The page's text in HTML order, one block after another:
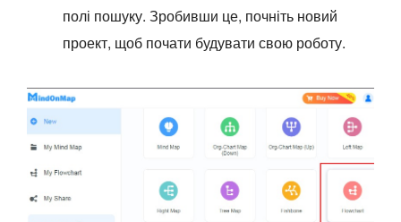
полі пошуку. Зробивши це, почніть новий
проект, щоб почати будувати свою роботу.